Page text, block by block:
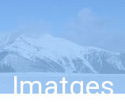
Imatges